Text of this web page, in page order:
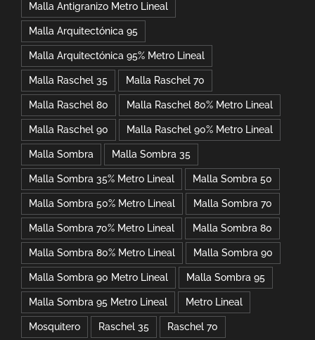
Malla Antigranizo Metro Lineal
Malla Arquitectónica 95
Malla Arquitectónica 95% Metro Lineal
Malla Raschel 35 Malla Raschel 70
Malla Raschel 80 Malla Raschel 80% Metro Lineal
Malla Raschel 90 Malla Raschel 90% Metro Lineal
Malla Sombra Malla Sombra 35
Malla Sombra 35% Metro Lineal Malla Sombra 50
Malla Sombra 50% Metro Lineal Malla Sombra 70
Malla Sombra 70% Metro Lineal Malla Sombra 80
Malla Sombra 80% Metro Lineal Malla Sombra 90
Malla Sombra 90 Metro Lineal Malla Sombra 95
Malla Sombra 95 Metro Lineal Metro Lineal
Mosquitero Raschel 35 Raschel 70